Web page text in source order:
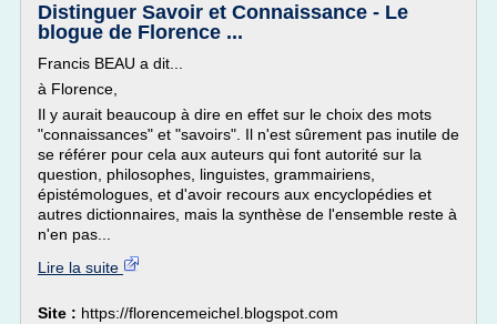
Distinguer Savoir et Connaissance - Le
blogue de Florence ...
Francis BEAU a dit...
à Florence,
Il y aurait beaucoup à dire en effet sur le choix des mots
"connaissances" et "savoirs". Il n'est sûrement pas inutile de
se référer pour cela aux auteurs qui font autorité sur la
question, philosophes, linguistes, grammairiens,
épistémologues, et d'avoir recours aux encyclopédies et
autres dictionnaires, mais la synthèse de l'ensemble reste à
n'en pas...
Lire la suite
Site : https://florencemeichel.blogspot.com